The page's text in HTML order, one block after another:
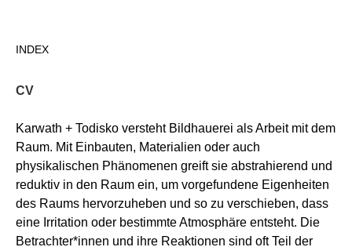
zum
INDEX
CV
Karwath + Todisko versteht Bildhauerei als Arbeit mit dem
Raum. Mit Einbauten, Materialien oder auch
physikalischen Phänomenen greift sie abstrahierend und
reduktiv in den Raum ein, um vorgefundene Eigenheiten
des Raums hervorzuheben und so zu verschieben, dass
eine Irritation oder bestimmte Atmosphäre entsteht. Die
Betrachter*innen und ihre Reaktionen sind oft Teil der